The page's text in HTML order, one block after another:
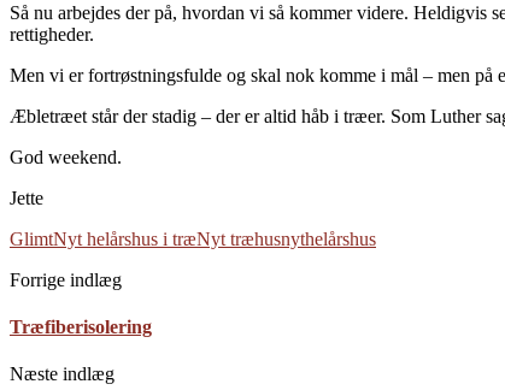
Så nu arbejdes der på, hvordan vi så kommer videre. Heldigvis
rettigheder.
Men vi er fortrøstningsfulde og skal nok komme i mål – men på
Æbletræet står der stadig – der er altid håb i træer. Som Luther
God weekend.
Jette
GlimtNyt helårshus i træNyt træhusnythelårshus
Forrige indlæg
Træfiberisolering
Næste indlæg